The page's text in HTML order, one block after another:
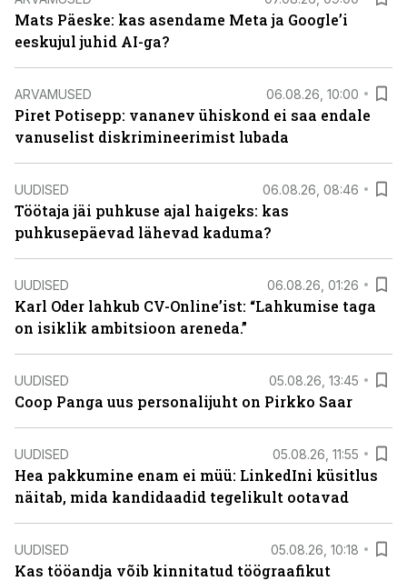
Mats Päeske: kas asendame Meta ja Google’i
eeskujul juhid AI-ga?
ARVAMUSED 06.08.26, 10:00
Piret Potisepp: vananev ühiskond ei saa endale
vanuselist diskrimineerimist lubada
UUDISED 06.08.26, 08:46
Töötaja jäi puhkuse ajal haigeks: kas
puhkusepäevad lähevad kaduma?
UUDISED 06.08.26, 01:26
Karl Oder lahkub CV-Online’ist: “Lahkumise taga
on isiklik ambitsioon areneda.”
UUDISED 05.08.26, 13:45
Coop Panga uus personalijuht on Pirkko Saar
UUDISED 05.08.26, 11:55
Hea pakkumine enam ei müü: LinkedIni küsitlus
näitab, mida kandidaadid tegelikult ootavad
UUDISED 05.08.26, 10:18
Kas tööandja võib kinnitatud töögraafikut